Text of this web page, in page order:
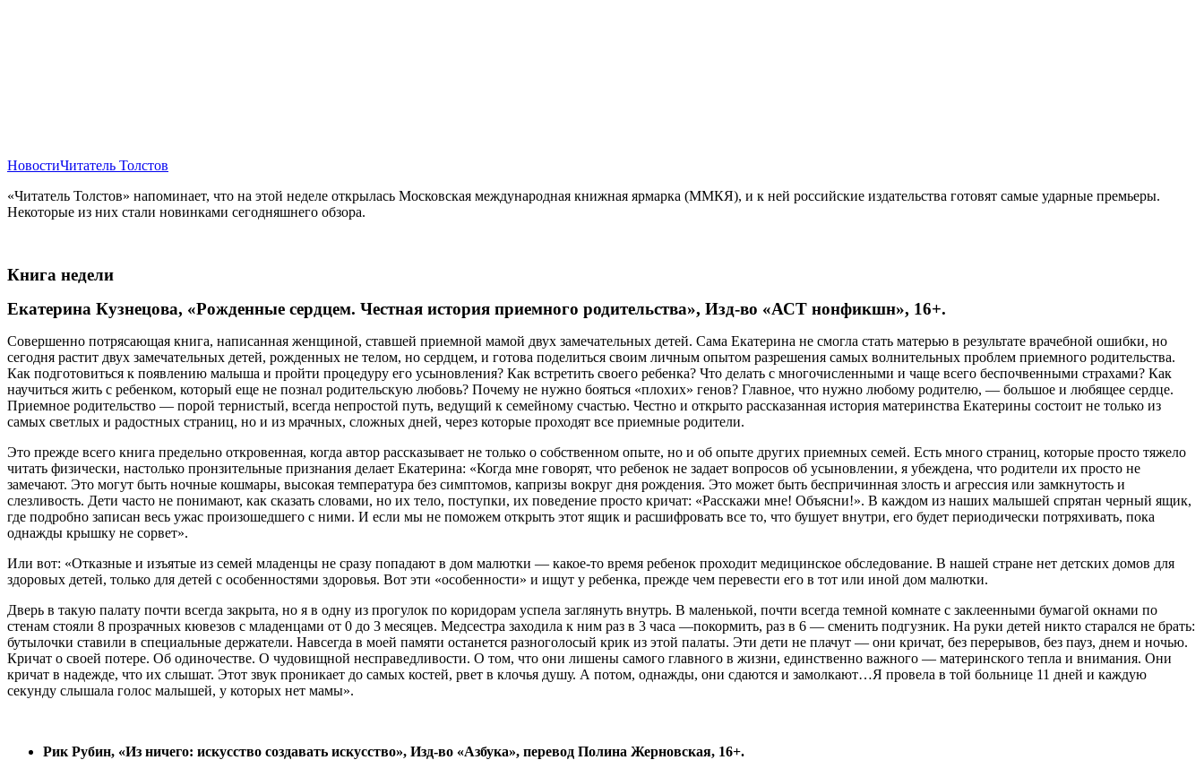
НовостиЧитатель Толстов
«Читатель Толстов» напоминает, что на этой неделе открылась Московская международная книжная ярмарка (ММКЯ), и к ней российские издательства готовят самые ударные премьеры.
Некоторые из них стали новинками сегодняшнего обзора.
Книга недели
Екатерина Кузнецова, «Рожденные сердцем. Честная история приемного родительства», Изд-во «АСТ нонфикшн», 16+.
Совершенно потрясающая книга, написанная женщиной, ставшей приемной мамой двух замечательных детей. Сама Екатерина не смогла стать матерью в результате врачебной ошибки, но
сегодня растит двух замечательных детей, рожденных не телом, но сердцем, и готова поделиться своим личным опытом разрешения самых волнительных проблем приемного родительства.
Как подготовиться к появлению малыша и пройти процедуру его усыновления? Как встретить своего ребенка? Что делать с многочисленными и чаще всего беспочвенными страхами? Как
научиться жить с ребенком, который еще не познал родительскую любовь? Почему не нужно бояться «плохих» генов? Главное, что нужно любому родителю, — большое и любящее сердце.
Приемное родительство — порой тернистый, всегда непростой путь, ведущий к семейному счастью. Честно и открыто рассказанная история материнства Екатерины состоит не только из
самых светлых и радостных страниц, но и из мрачных, сложных дней, через которые проходят все приемные родители.
Это прежде всего книга предельно откровенная, когда автор рассказывает не только о собственном опыте, но и об опыте других приемных семей. Есть много страниц, которые просто тяжело
читать физически, настолько пронзительные признания делает Екатерина: «Когда мне говорят, что ребенок не задает вопросов об усыновлении, я убеждена, что родители их просто не
замечают. Это могут быть ночные кошмары, высокая температура без симптомов, капризы вокруг дня рождения. Это может быть беспричинная злость и агрессия или замкнутость и
слезливость. Дети часто не понимают, как сказать словами, но их тело, поступки, их поведение просто кричат: «Расскажи мне! Объясни!». В каждом из наших малышей спрятан черный ящик,
где подробно записан весь ужас произошедшего с ними. И если мы не поможем открыть этот ящик и расшифровать все то, что бушует внутри, его будет периодически потряхивать, пока
однажды крышку не сорвет».
Или вот: «Отказные и изъятые из семей младенцы не сразу попадают в дом малютки — какое-то время ребенок проходит медицинское обследование. В нашей стране нет детских домов для
здоровых детей, только для детей с особенностями здоровья. Вот эти «особенности» и ищут у ребенка, прежде чем перевести его в тот или иной дом малютки.
Дверь в такую палату почти всегда закрыта, но я в одну из прогулок по коридорам успела заглянуть внутрь. В маленькой, почти всегда темной комнате с заклеенными бумагой окнами по
стенам стояли 8 прозрачных кювезов с младенцами от 0 до 3 месяцев. Медсестра заходила к ним раз в 3 часа —покормить, раз в 6 — сменить подгузник. На руки детей никто старался не брать:
бутылочки ставили в специальные держатели. Навсегда в моей памяти останется разноголосый крик из этой палаты. Эти дети не плачут — они кричат, без перерывов, без пауз, днем и ночью.
Кричат о своей потере. Об одиночестве. О чудовищной несправедливости. О том, что они лишены самого главного в жизни, единственно важного — материнского тепла и внимания. Они
кричат в надежде, что их слышат. Этот звук проникает до самых костей, рвет в клочья душу. А потом, однажды, они сдаются и замолкают…Я провела в той больнице 11 дней и каждую
секунду слышала голос малышей, у которых нет мамы».
Рик Рубин, «Из ничего: искусство создавать искусство», Изд-во «Азбука», перевод Полина Жерновская, 16+.